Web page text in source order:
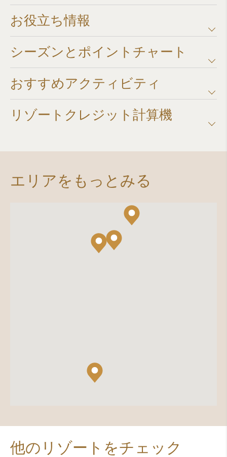
お役立ち情報
シーズンとポイントチャート​
おすすめアクティビティ
リゾートクレジット計算機​
エリアをもっとみる
他のリゾートをチェック